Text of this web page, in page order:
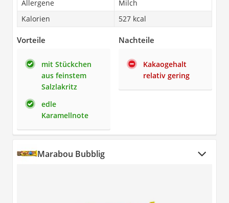
Allergene
Milch
Kalorien
527 kcal
Vorteile
mit Stückchen
aus feinstem
Salzlakritz
edle
Karamellnote
Nachteile
Kakaogehalt
relativ gering
Marabou Bubblig